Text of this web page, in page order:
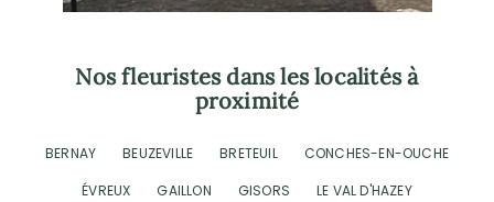
Nos fleuristes dans les localités à
proximité
BERNAY BEUZEVILLE BRETEUIL
CONCHES-EN-OUCHE
ÉVREUX
GAILLON GISORS
LE VAL D'HAZEY